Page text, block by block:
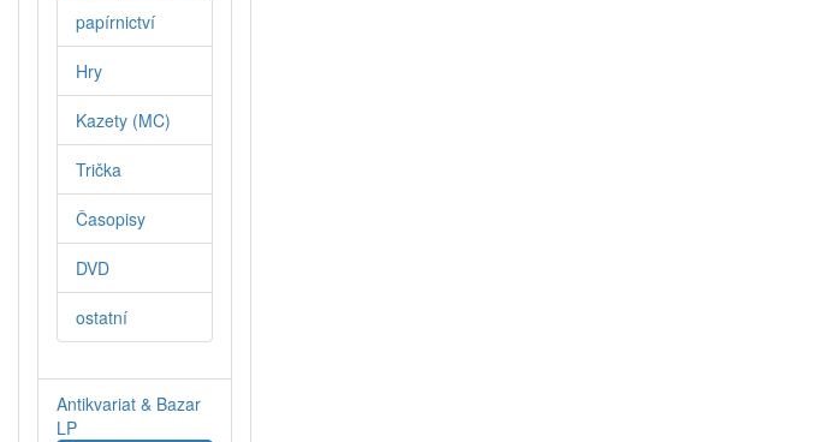
papírnictví
Hry
Kazety (MC)
Trička
Časopisy
DVD
ostatní
Antikvariat & Bazar
LP